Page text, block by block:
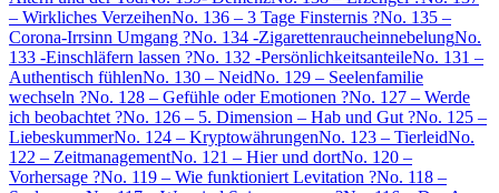
– Wirkliches VerzeihenNo. 136 – 3 Tage Finsternis ?No. 135 –
Corona-Irrsinn Umgang ?No. 134 -ZigarettenraucheinnebelungNo.
133 -Einschläfern lassen ?No. 132 -PersönlichkeitsanteileNo. 131 –
Authentisch fühlenNo. 130 – NeidNo. 129 – Seelenfamilie
wechseln ?No. 128 – Gefühle oder Emotionen ?No. 127 – Werde
ich beobachtet ?No. 126 – 5. Dimension – Hab und Gut ?No. 125 –
LiebeskummerNo. 124 – KryptowährungenNo. 123 – TierleidNo.
122 – ZeitmanagementNo. 121 – Hier und dortNo. 120 –
Vorhersage ?No. 119 – Wie funktioniert Levitation ?No. 118 –